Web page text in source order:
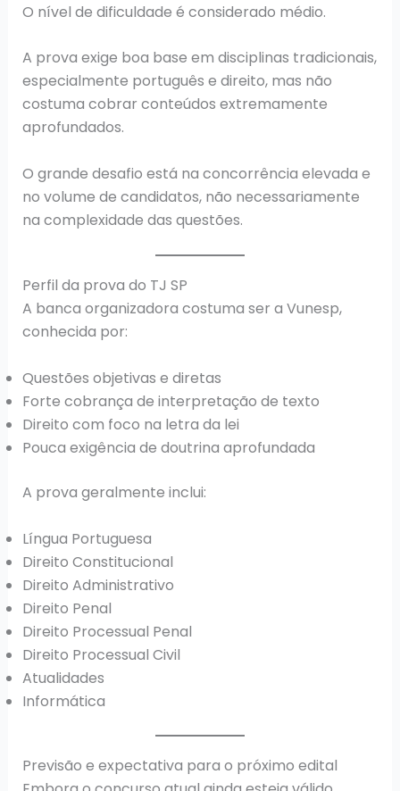
O nível de dificuldade é considerado médio.
A prova exige boa base em disciplinas tradicionais,
especialmente português e direito, mas não
costuma cobrar conteúdos extremamente
aprofundados.
O grande desafio está na concorrência elevada e
no volume de candidatos, não necessariamente
na complexidade das questões.
Perfil da prova do TJ SP
A banca organizadora costuma ser a Vunesp,
conhecida por:
Questões objetivas e diretas
Forte cobrança de interpretação de texto
Direito com foco na letra da lei
Pouca exigência de doutrina aprofundada
A prova geralmente inclui:
Língua Portuguesa
Direito Constitucional
Direito Administrativo
Direito Penal
Direito Processual Penal
Direito Processual Civil
Atualidades
Informática
Previsão e expectativa para o próximo edital